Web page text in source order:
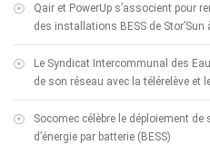
Qair et PowerUp s’associent pour
des installations BESS de Stor’Sun
Le Syndicat Intercommunal des
de son réseau avec la télérelève et
Socomec célèbre le déploiement
d’énergie par batterie (BESS)